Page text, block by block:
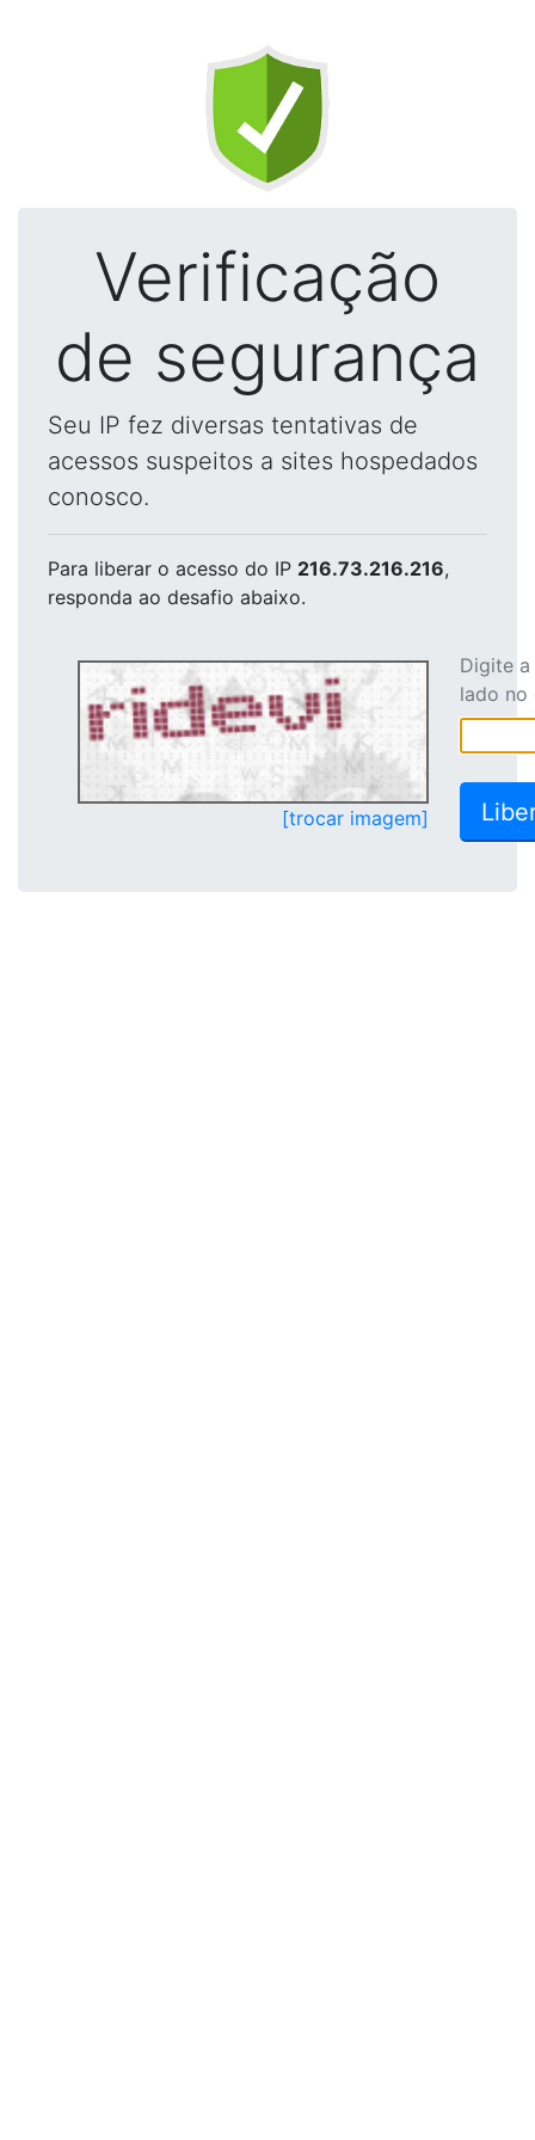
Verificação
de segurança
Seu IP fez diversas tentativas de
acessos suspeitos a sites hospedados
conosco.
Para liberar o acesso do IP 216.73.216.216,
responda ao desafio abaixo.
[trocar imagem]
Digite
lado no